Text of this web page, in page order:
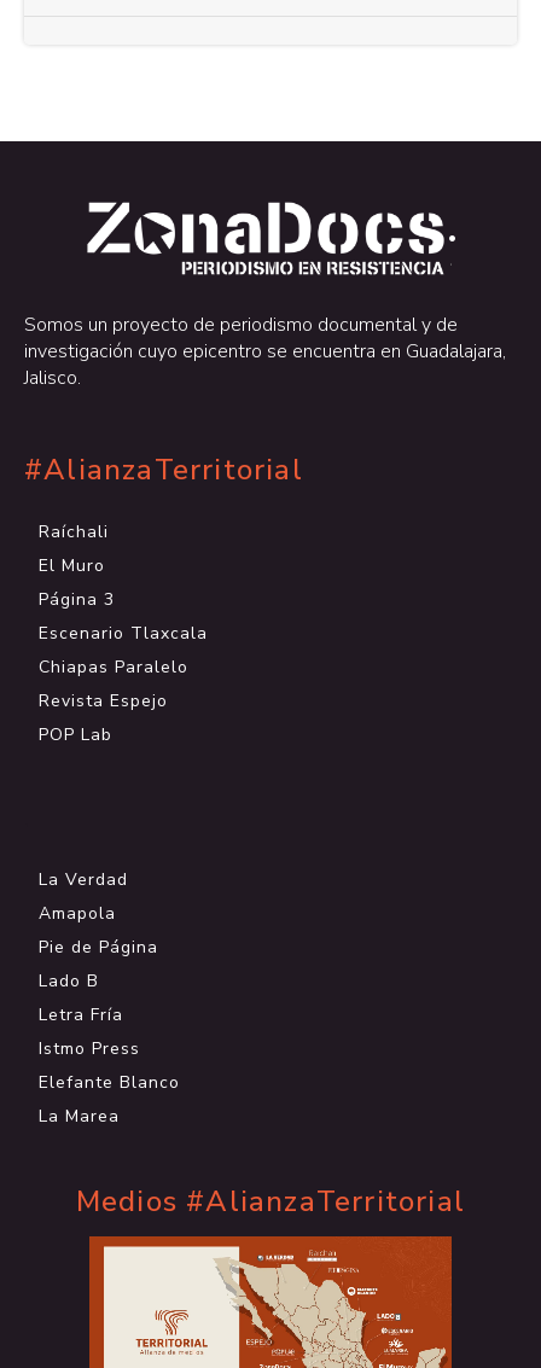
.
.
Somos un proyecto de periodismo documental y de
investigación cuyo epicentro se encuentra en Guadalajara,
Jalisco.
#AlianzaTerritorial
Raíchali
El Muro
Página 3
Escenario Tlaxcala
Chiapas Paralelo
Revista Espejo
POP Lab
La Verdad
Amapola
Pie de Página
Lado B
Letra Fría
Istmo Press
Elefante Blanco
La Marea
Medios #AlianzaTerritorial